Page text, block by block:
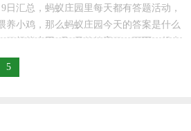
食物容易致癌正确答案：并不准确...
日汇总，蚂蚁庄园里每天都有答题活动，
养小鸡，那么蚂蚁庄园今天的答案是什么
了蚂蚁庄园8月9日的答案了，下面一起来
案8月9日一、蚂蚁庄园8月9日答案汇总
物容易致癌正确答案：并不...
5